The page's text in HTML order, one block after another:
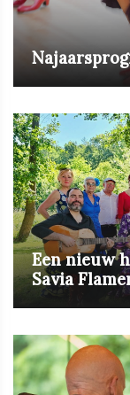
Een nieuw
Savia